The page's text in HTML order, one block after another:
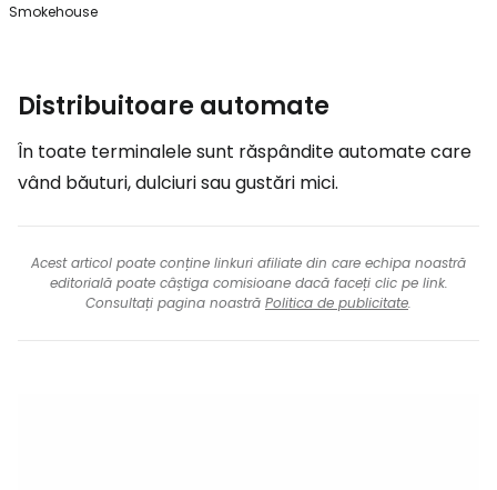
Smokehouse
Distribuitoare automate
În toate terminalele sunt răspândite automate care
vând băuturi, dulciuri sau gustări mici.
Acest articol poate conține linkuri afiliate din care echipa noastră
editorială poate câștiga comisioane dacă faceți clic pe link.
Consultați pagina noastră Politica de publicitate.